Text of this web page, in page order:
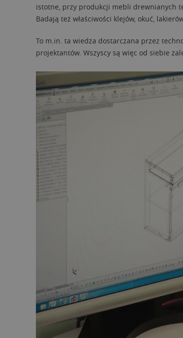
istotne, przy produkcji mebli drewnianych
Badają też właściwości klejów, okuć,
To m.in. ta wiedza dostarczana przez
projektantów. Wszyscy są więc od siebie